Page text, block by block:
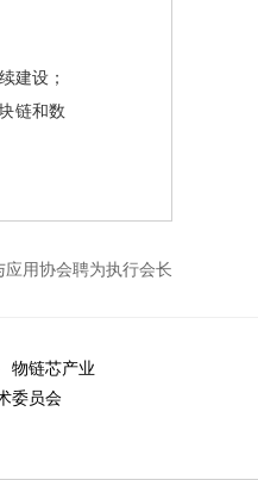
建设；
链和数
用协会聘为执行会长
物链芯产业
委员会